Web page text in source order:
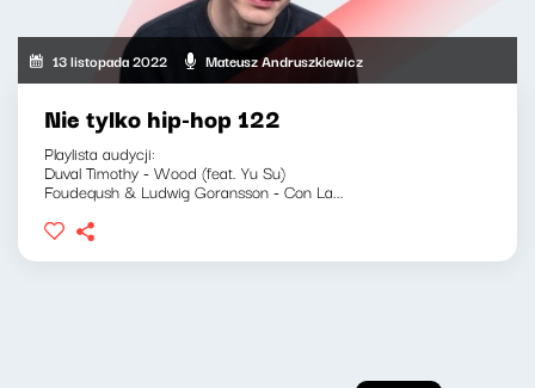
13 listopada 2022 Mateusz Andruszkiewicz
Nie tylko hip-hop 122
Playlista audycji:
Duval Timothy - Wood (feat. Yu Su)
Foudeqush & Ludwig Goransson - Con La...